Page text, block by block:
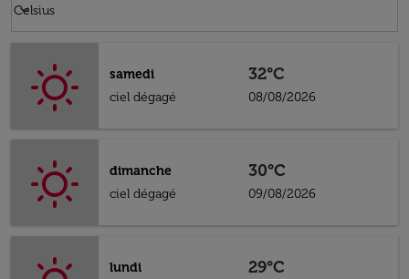
Celsius
keyboard_arrow_down
samedi
ciel dégagé
32°C
08/08/2026
dimanche
ciel dégagé
30°C
09/08/2026
lundi
29°C